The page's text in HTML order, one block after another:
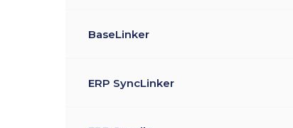
BaseLinker
ERP SyncLinker